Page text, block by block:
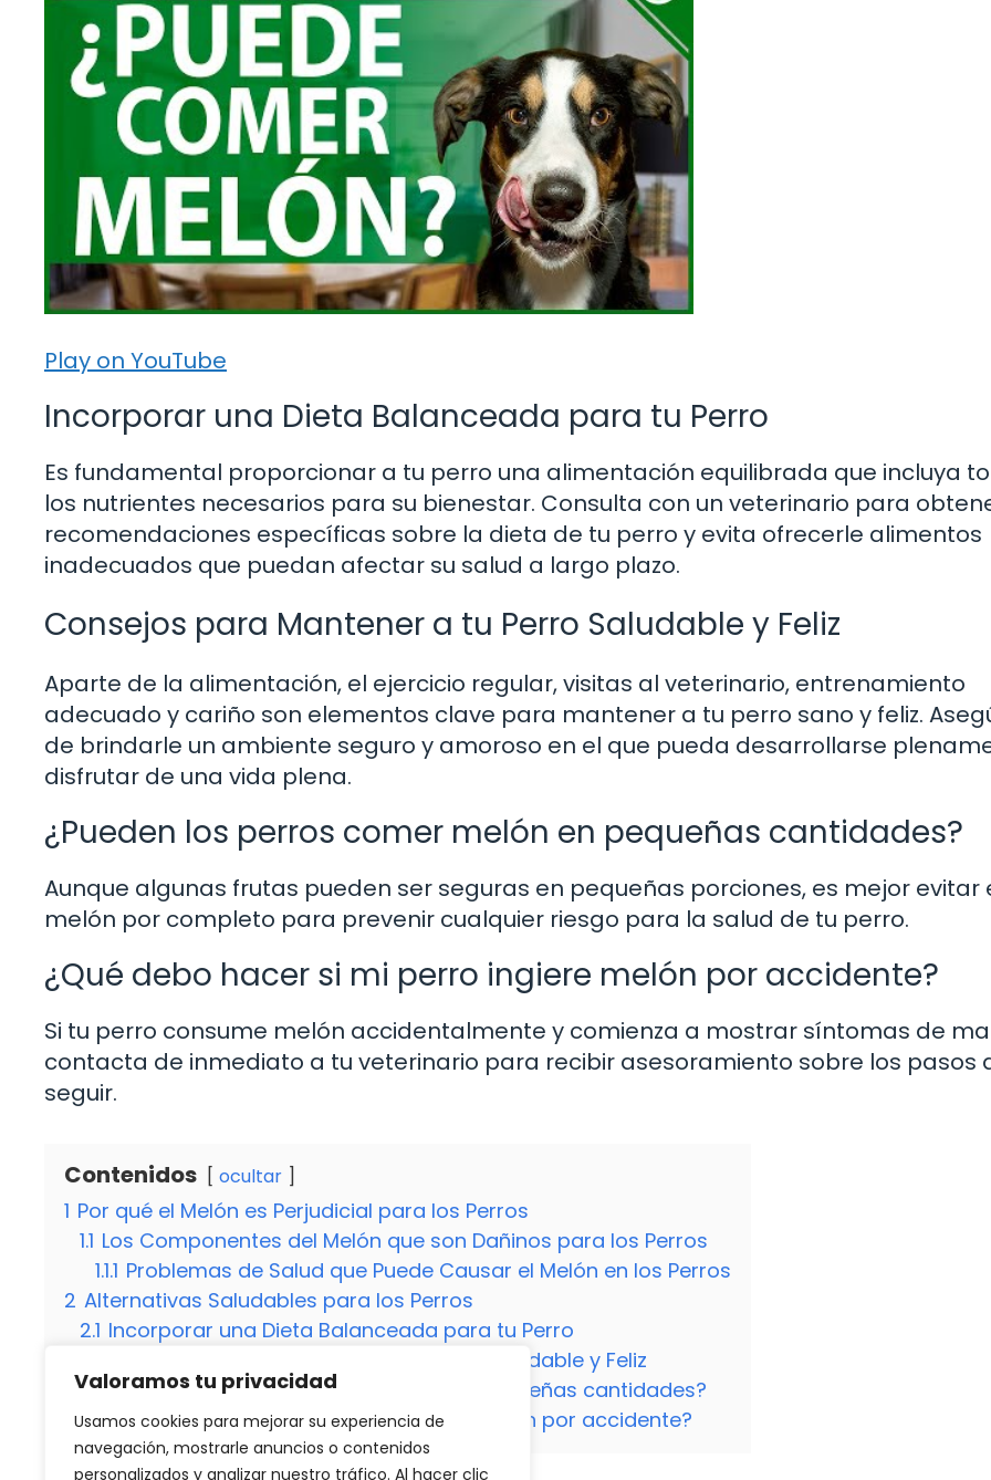
Valoramos tu privacidad
Usamos cookies para mejorar su experiencia de
navegación, mostrarle anuncios o contenidos
personalizados y analizar nuestro tráfico. Al hacer clic
Play on YouTube
Incorporar una Dieta Balanceada para tu Perro
Es fundamental proporcionar a tu perro una alimentación equilibrada que incluya
los nutrientes necesarios para su bienestar. Consulta con un veterinario para
recomendaciones específicas sobre la dieta de tu perro y evita ofrecerle alimentos
inadecuados que puedan afectar su salud a largo plazo.
Consejos para Mantener a tu Perro Saludable y Feliz
Aparte de la alimentación, el ejercicio regular, visitas al veterinario, entrenamiento
adecuado y cariño son elementos clave para mantener a tu perro sano y feliz.
de brindarle un ambiente seguro y amoroso en el que pueda desarrollarse
disfrutar de una vida plena.
¿Pueden los perros comer melón en pequeñas cantidades?
Aunque algunas frutas pueden ser seguras en pequeñas porciones, es mejor evitar
melón por completo para prevenir cualquier riesgo para la salud de tu perro.
¿Qué debo hacer si mi perro ingiere melón por accidente?
Si tu perro consume melón accidentalmente y comienza a mostrar síntomas de
contacta de inmediato a tu veterinario para recibir asesoramiento sobre los pasos
seguir.
Contenidos ocultar
1 Por qué el Melón es Perjudicial para los Perros
1.1 Los Componentes del Melón que son Dañinos para los Perros
1.1.1 Problemas de Salud que Puede Causar el Melón en los Perros
2 Alternativas Saludables para los Perros
2.1 Incorporar una Dieta Balanceada para tu Perro
Consejos para Mantener a tu Perro Saludable y Feliz
2.2 ¿Pueden los perros comer melón en pequeñas cantidades?
2.3 ¿Qué debo hacer si mi perro ingiere melón por accidente?